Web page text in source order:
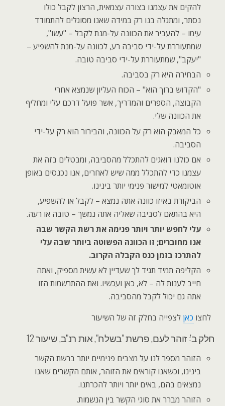
להקים את עצמנו בצורה עצמאית, הרצון לקבל כולו
נסתר, ומתגלה בנו רק במידה שאנו מסוגלים להתמודד
עימו – להעביר את הכוונה על-מנת לקבל – "עשו",
שמתעוררת על-ידי סביבה רע, לכוונה על-מנת להשפיע –
"יעקב", שמתעוררת על-ידי סביבה טובה.
הבחירה היא רק בסביבה.
"הקדוש ברוך הוא" – הכוח העליון שנמצא אחרי
הקבוצה, הספרים והמדריך, אשר פועל דרכם עלי ומחליף
את הכוונה שלי.
כל המאבק הוא רק על הכוונה, והבירור הוא רק על-ידי
הסביבה.
אם כולנו דואגים להתכלל מהסביבה, ומבטלים בזה את
עצמנו כדי להתכלל ממה שיש לאחרים, אנו נכנסים באופן
אוטומאטי למישור פנימי יותר בינינו.
הביקורת באיזו כוונה אתה נמצא – לקבל או להשפיע,
היא בהתאם לסביבה שאליה אתה נמשך – טובה או רעה.
עלי לחפש יותר ויותר פנימה את רשת הקשר שבה
אנו מחוברים; זו הכוונה הפשוטה ביותר שבה עלי
להתרכז בזמן כנס הקבלה הקרוב.
הקליפה תמיד תגיד לך שעדיין לא עשית מספיק, ואתה
חייב לענות לה – לא, כאן ועכשיו. ואת ההתרשמות הזו
אתה גם יכול לקבל מהסביבה.
לחצו כאן לצפייה בחלק זה של השיעור
חלק ב': זוהר לעם, פרשת "בשלח", אות רנ"ב, שיעור 12
הזוהר מספר לנו על מצבים פנימיים יותר ברשת הקשר
בינינו, וכשאנו קוראים את הזוהר, אותם הקשרים שאנו
נמצאים בהם, באים יותר ויותר להכרתנו.
הזוהר מברר את סוגי הקשר בין הנשמות.